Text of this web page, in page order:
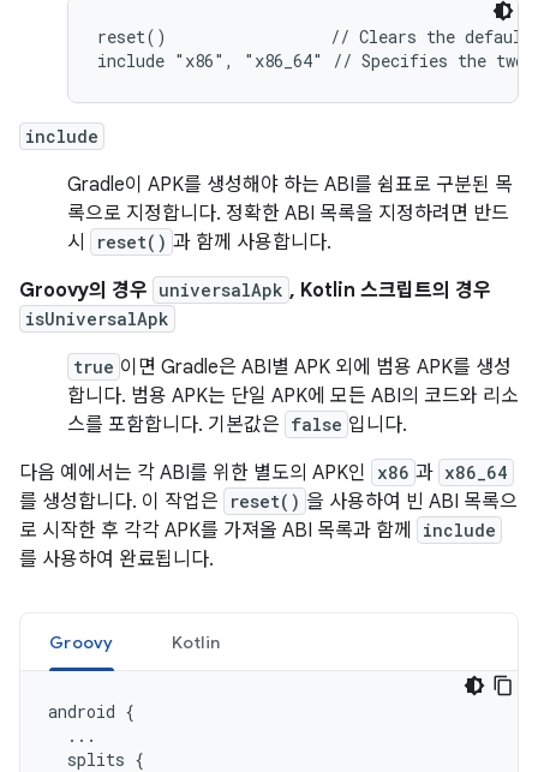
reset()                 // Clears the default
include
Gradle이 APK를 생성해야 하는 ABI를 쉼표로 구분된 목
록으로 지정합니다. 정확한 ABI 목록을 지정하려면 반드
시
reset() 과 함께 사용합니다.
Groovy의 경우 universalApk , Kotlin 스크립트의 경우
isUniversalApk
true 이면 Gradle은 ABI별 APK 외에 범용 APK를 생성
합니다. 범용 APK는 단일 APK에 모든 ABI의 코드와 리소
스를 포함합니다. 기본값은 false 입니다.
다음 예에서는 각 ABI를 위한 별도의 APK인
x86 과 x86_64
를 생성합니다. 이 작업은 reset() 을 사용하여 빈 ABI 목록으
로 시작한 후 각각 APK를 가져올 ABI 목록과 함께
include
를 사용하여 완료됩니다.
Groovy Kotlin
android {
...
splits {